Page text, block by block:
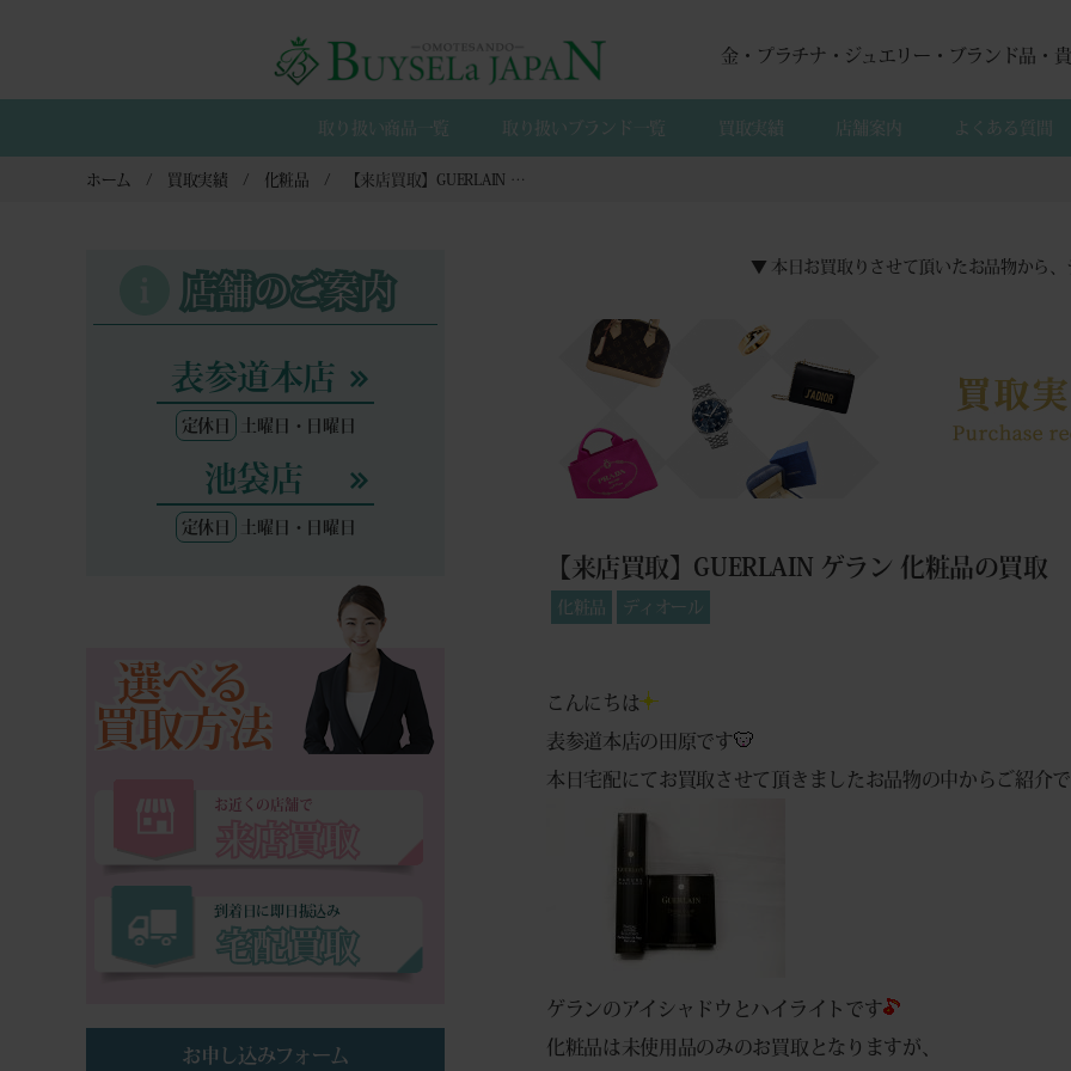
金・プラチナ・ジュエリー・ブランド品・
取り扱い商品一覧 取り扱いブランド一覧 買取実績 店舗案内 よくある質間
ホーム 買取実績 化粧品 【来店買取】GUERLAIN ゲラン 化粧品の買取
▼ 本日お買取りさせて頂いたお品物から
【来店買取】GUERLAIN ゲラン 化粧品の買取
化粧品 ディオール
こんにちは
表参道本店の田原です
本日宅配にてお買取させて頂きましたお品物の中からご紹介
ゲランのアイシャドウとハイライトです
化粧品は未使用品のみのお買取となりますが、
店舗のご案内
表参道本店
定休日 土曜日・日曜日
池袋店
定休日 土曜日・日曜日
選べる
買取方法
お近くの店舗で
到着日に即日振込み
宅配買取
お申し込みフォーム